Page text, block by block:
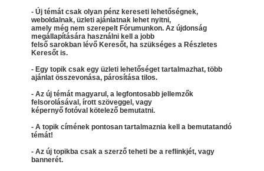
- Új témát csak olyan pénz kereseti lehetőségnek,
weboldalnak, üzleti ajánlatnak lehet nyitni,
amely még nem szerepelt Fórumunkon. Az újdonság
megállapítására használni kell a jobb
felső sarokban lévő Keresőt, ha szükséges a Részletes
Keresőt is.
- Egy topik csak egy üzleti lehetőséget tartalmazhat, több
ajánlat összevonása, párosítása tilos.
- Az új témát magyarul, a legfontosabb jellemzők
felsorolásával, írott szöveggel, vagy
képernyő fotóval kötelező bemutatni.
- A topik címének pontosan tartalmaznia kell a bemutatandó
témát!
- Az új topikba csak a szerző teheti be a reflinkjét, vagy
bannerét.